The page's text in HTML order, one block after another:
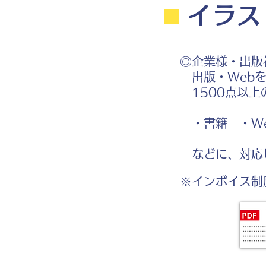
⬛︎ イラ
◎企業様・出版
出版・Webを
1500点以上
・書籍 ・
などに、対応
※インボイス制